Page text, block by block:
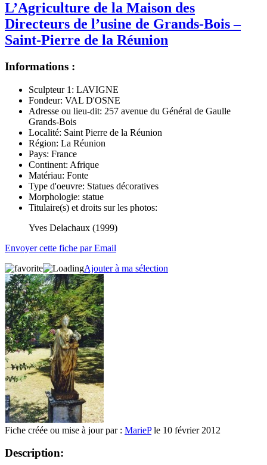
L’Agriculture de la Maison des
Directeurs de l’usine de Grands-Bois –
Saint-Pierre de la Réunion
Informations :
Sculpteur 1: LAVIGNE
Fondeur: VAL D'OSNE
Adresse ou lieu-dit: 257 avenue du Général de Gaulle
Grands-Bois
Localité: Saint Pierre de la Réunion
Région: La Réunion
Pays: France
Continent: Afrique
Matériau: Fonte
Type d'oeuvre: Statues décoratives
Morphologie: statue
Titulaire(s) et droits sur les photos:
Yves Delachaux (1999)
Envoyer cette fiche par Email
Ajouter à ma sélection
Fiche créée ou mise à jour par : MariePle 10 février 2012
Description: